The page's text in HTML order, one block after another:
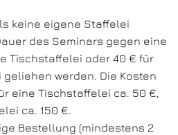
keine eigene Staffelei
des Seminars gegen eine
Tischstaffelei oder 40 € für
werden. Die Kosten
eine Tischstaffelei ca. 50 €,
ca. 150 €.
Bestellung (mindestens 2